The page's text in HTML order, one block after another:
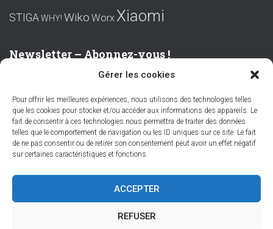
Gérer les cookies
Pour offrir les meilleures expériences, nous utilisons des technologies telles
que les cookies pour stocker et/ou accéder aux informations des appareils. Le
fait de consentir à ces technologies nous permettra de traiter des données
telles que le comportement de navigation ou les ID uniques sur ce site. Le fait
de ne pas consentir ou de retirer son consentement peut avoir un effet négatif
sur certaines caractéristiques et fonctions.
ACCEPTER
REFUSER
STIGAWHY! Wiko Worx Xiaomi
Newsletter – Abonnez-vous !
Prénom ou nom complet
Email